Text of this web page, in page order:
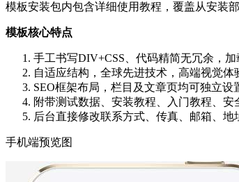
模板安装包内包含详细使用教程，覆盖从安装
模板核心特点
手工书写DIV+CSS、代码精简无冗余，
自适应结构，全球先进技术，高端视觉
SEO框架布局，栏目及文章页均可独立
附带测试数据、安装教程、入门教程、
后台直接修改联系方式、传真、邮箱、
手机端预览图